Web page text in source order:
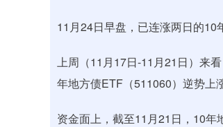
11月24日早盘，已连涨两日的10
上周（11月17日-11月21日）来
年地方债ETF（511060）逆势上
资金面上，截至11月21日，10